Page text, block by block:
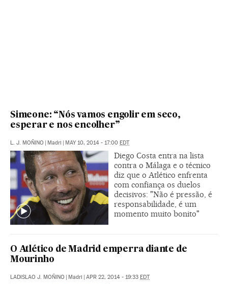
Simeone: “Nós vamos engolir em seco,
esperar e nos encolher”
L. J. MOÑINO | Madri | MAY 10, 2014 - 17:00 EDT
Diego Costa entra na lista
contra o Málaga e o técnico
diz que o Atlético enfrenta
com confiança os duelos
decisivos: "Não é pressão, é
responsabilidade, é um
momento muito bonito"
O Atlético de Madrid emperra diante de
Mourinho
LADISLAO J. MOÑINO | Madri | APR 22, 2014 - 19:33 EDT